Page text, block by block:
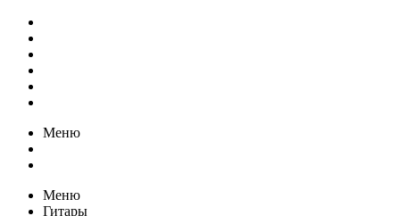
Меню
Меню
Гитары